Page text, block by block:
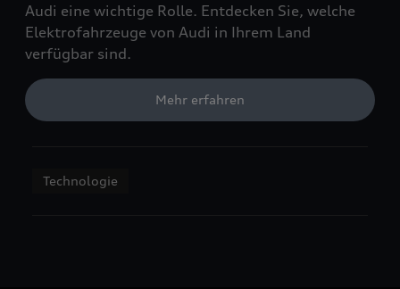
Audi eine wichtige Rolle. Entdecken Sie, welche
Elektrofahrzeuge von Audi in Ihrem Land
verfügbar sind.
Mehr erfahren
Technologie